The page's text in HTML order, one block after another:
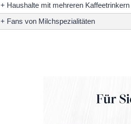
+ Haushalte mit mehreren Kaffeetrinkern
+ Fans von Milchspezialitäten